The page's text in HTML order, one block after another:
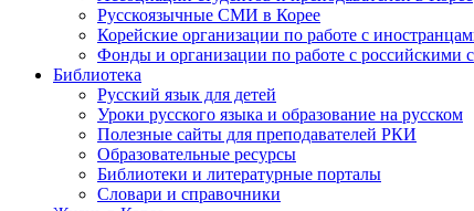
Русскоязычные СМИ в Корее
Корейские организации по работе с
Фонды и организации по работе с
Библиотека
Русский язык для детей
Уроки русского языка и образование на русском
Полезные сайты для преподавателей РКИ
Образовательные ресурсы
Библиотеки и литературные порталы
Словари и справочники